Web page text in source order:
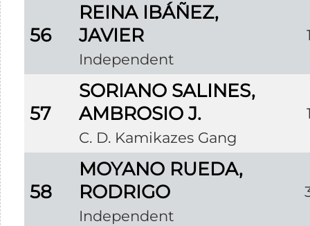
56
REINA IBÁÑEZ,
JAVIER
Independent
57
SORIANO SALINES,
AMBROSIO J.
C. D. Kamikazes Gang
58
MOYANO RUEDA,
RODRIGO
Independent